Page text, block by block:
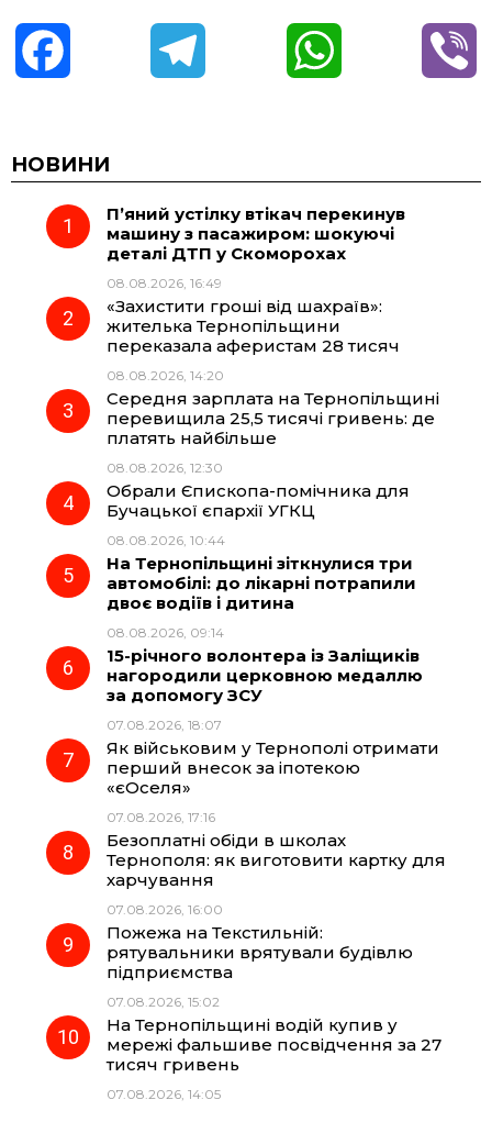
c
e
o
k
e
r
a
m
t
НОВИНИ
П’яний устілку втікач перекинув
машину з пасажиром: шокуючі
деталі ДТП у Скоморохах
08.08.2026, 16:49
«Захистити гроші від шахраїв»:
жителька Тернопільщини
переказала аферистам 28 тисяч
08.08.2026, 14:20
Середня зарплата на Тернопільщині
перевищила 25,5 тисячі гривень: де
платять найбільше
08.08.2026, 12:30
Обрали Єпископа-помічника для
Бучацької єпархії УГКЦ
08.08.2026, 10:44
На Тернопільщині зіткнулися три
автомобілі: до лікарні потрапили
двоє водіїв і дитина
08.08.2026, 09:14
15-річного волонтера із Заліщиків
нагородили церковною медаллю
за допомогу ЗСУ
07.08.2026, 18:07
Як військовим у Тернополі отримати
перший внесок за іпотекою
«єОселя»
07.08.2026, 17:16
Безоплатні обіди в школах
Тернополя: як виготовити картку для
харчування
07.08.2026, 16:00
Пожежа на Текстильній:
рятувальники врятували будівлю
підприємства
07.08.2026, 15:02
На Тернопільщині водій купив у
мережі фальшиве посвідчення за 27
тисяч гривень
07.08.2026, 14:05